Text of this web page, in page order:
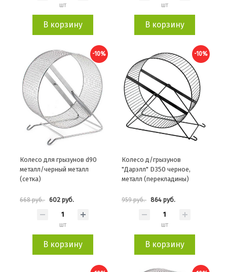
шт
В корзину
шт
В корзину
-10%
Колесо для грызунов d90
металл/черный металл
(сетка)
668 руб. 602 руб.
шт
В корзину
-10%
Колесо д/грызунов
"Дарэлл" D350 черное,
металл (перекладины)
959 руб. 864 руб.
шт
В корзину